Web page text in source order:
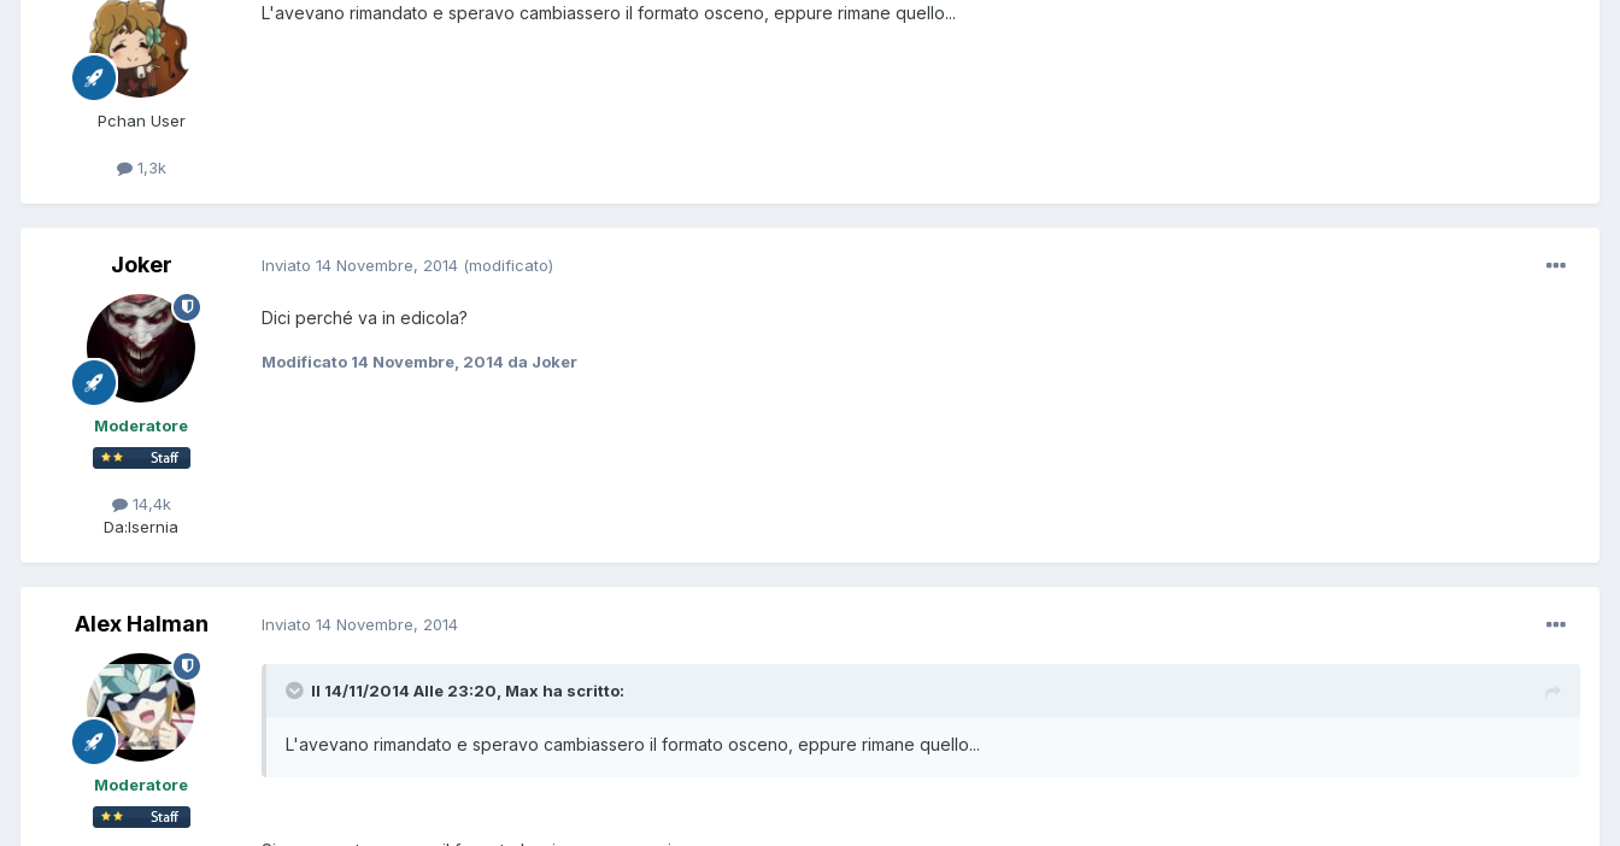
Pchan User
1,3k
L'avevano rimandato e speravo cambiassero il formato osceno, eppure rimane quello...
Joker
Moderatore
14,4k
Da:Isernia
Inviato 14 Novembre, 2014 (modificato)
Dici perché va in edicola?
Modificato 14 Novembre, 2014 da Joker
Alex Halman
Moderatore
Inviato 14 Novembre, 2014
Il 14/11/2014 Alle 23:20, Max ha scritto:
L'avevano rimandato e speravo cambiassero il formato osceno, eppure rimane quello...